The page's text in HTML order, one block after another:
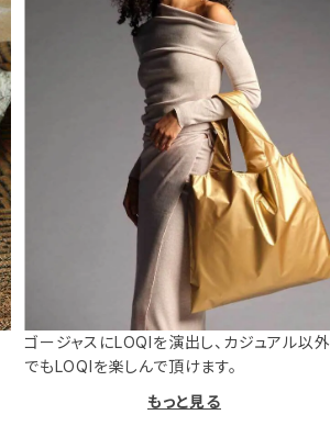
ゴージャスにLOQIを演出し、カジュアル以外
でもLOQIを楽しんで頂けます。
もっと見る